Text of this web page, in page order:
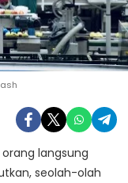
langsung
seolah-olah